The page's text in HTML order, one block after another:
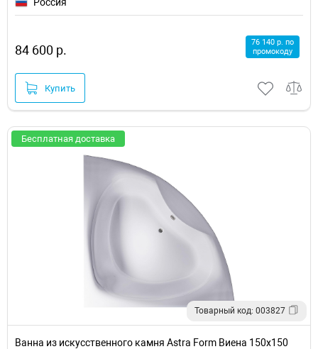
84 600 р.
76 140 р. по
промокоду
Купить
Бесплатная доставка
Товарный код: 003827
Ванна из искусственного камня Astra Form Виена 150х150